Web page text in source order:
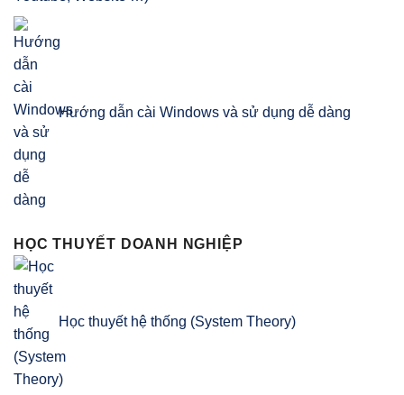
Hướng dẫn cài Windows và sử dụng dễ dàng
HỌC THUYẾT DOANH NGHIỆP
Học thuyết hệ thống (System Theory)